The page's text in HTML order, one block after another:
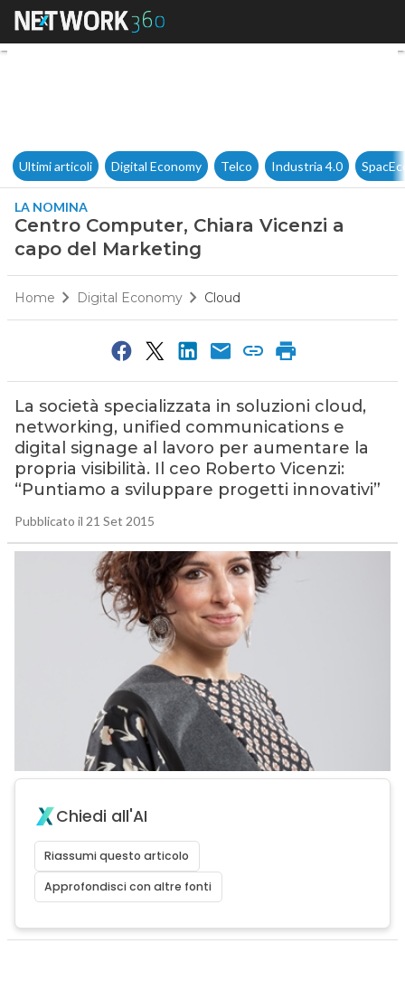
Centro Computer, Chiara
Ultimi articoli Digital Economy Telco Industria 4.0
LA NOMINA
Centro Computer, Chiara Vicenzi a
capo del Marketing
Home Digital Economy Cloud
La società specializzata in soluzioni cloud,
networking, unified communications e
digital signage al lavoro per aumentare la
propria visibilità. Il ceo Roberto Vicenzi:
“Puntiamo a sviluppare progetti innovativi”
Pubblicato il 21 Set 2015
Chiedi all'AI
Riassumi questo articolo
Approfondisci con altre fonti